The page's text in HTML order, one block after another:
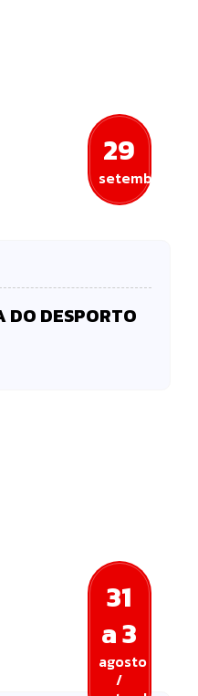
29
setembro
DO DESPORTO
31
a 3
agosto
/